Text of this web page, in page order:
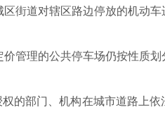
街道对辖区路边停放的机动车
管理的公共停车场仍按性质
的部门、机构在城市道路上